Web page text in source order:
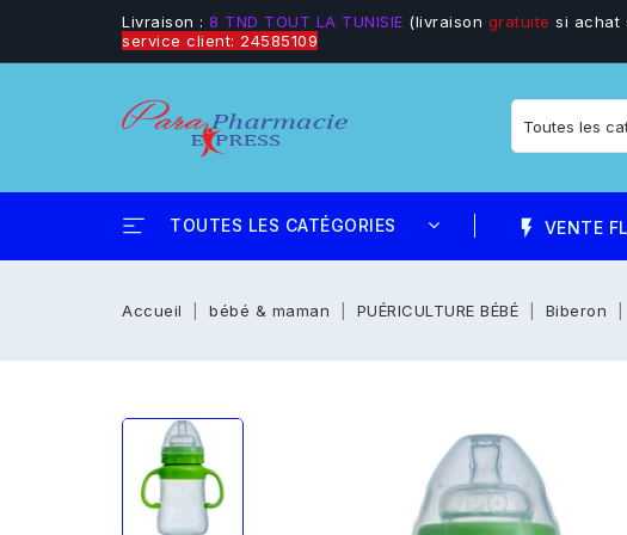
Livraison : 8 TND TOUT LA TUNISIE (livraison gratuite si achat
service client: 24585109
TOUTES LES CATÉGORIES flash_on VENTE
Accueil bébé & maman PUÉRICULTURE BÉBÉ Biberon